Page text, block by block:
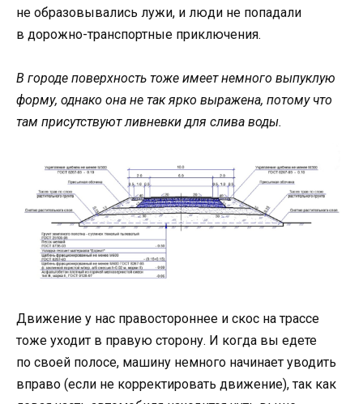
не образовывались лужи, и люди не попадали
в дорожно-транспортные приключения.
В городе поверхность тоже имеет немного выпуклую
форму, однако она не так ярко выражена, потому что
там присутствуют ливневки для слива воды.
Движение у нас правостороннее и скос на трассе
тоже уходит в правую сторону. И когда вы едете
по своей полосе, машину немного начинает уводить
вправо (если не корректировать движение), так как